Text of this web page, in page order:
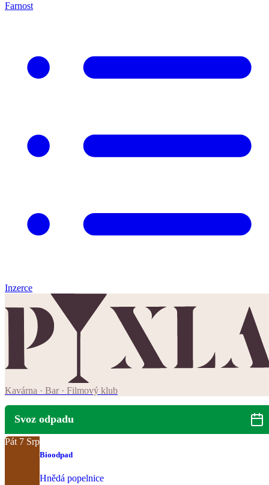
Farnost
Inzerce
Kavárna · Bar · Filmový klub
Svoz odpadu
Pát 7 Srp
Bioodpad
Hnědá popelnice